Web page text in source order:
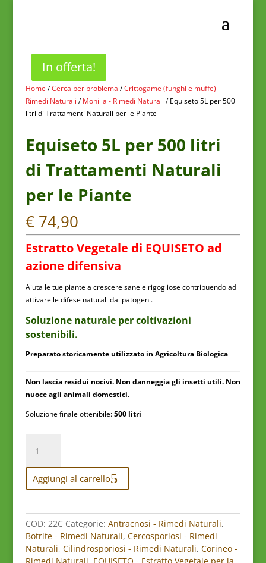
Home /Cerca per problema /Crittogame (funghi e muffe) -
Rimedi Naturali /Monilia - Rimedi Naturali / Equiseto 5L per 500
litri di Trattamenti Naturali per le Piante
Equiseto 5L per 500 litri
di Trattamenti Naturali
per le Piante
€74,90
Estratto Vegetale di EQUISETO ad
azione difensiva
Aiuta le tue piante a crescere sane e rigogliose contribuendo ad
attivare le difese naturali dai patogeni.
Soluzione naturale per coltivazioni
sostenibili.
Preparato storicamente utilizzato in Agricoltura Biologica
Non lascia residui nocivi. Non danneggia gli insetti utili. Non
nuoce agli animali domestici.
Soluzione finale ottenibile:500 litri
per
500
litri
Trattamenti
Naturali
per
le
Aggiungi al carrello
COD: 22C Categorie: Antracnosi - Rimedi Naturali,
Botrite - Rimedi Naturali, Cercosporiosi - Rimedi
Naturali, Cilindrosporiosi - Rimedi Naturali, Corineo -
In offerta!
In offerta!